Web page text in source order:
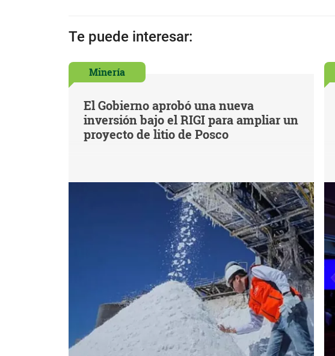
Te puede interesar:
Minería
El Gobierno aprobó una nueva
inversión bajo el RIGI para ampliar un
proyecto de litio de Posco